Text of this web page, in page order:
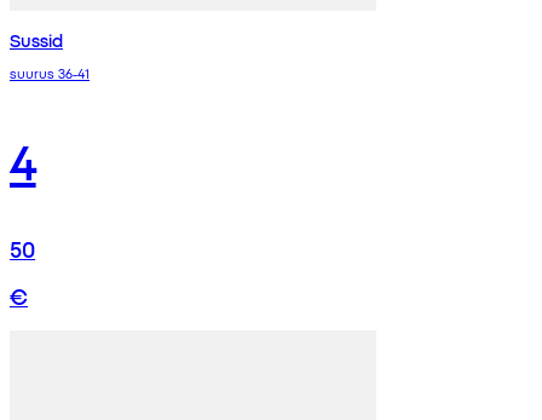
Sussid
suurus 36-41
4
50
€